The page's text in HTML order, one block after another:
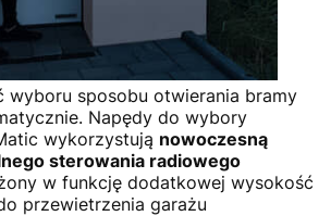
wyboru sposobu otwierania bramy
Napędy do wybory
wykorzystują nowoczesną
sterowania radiowego
w funkcję dodatkowej wysokość
przewietrzenia garażu